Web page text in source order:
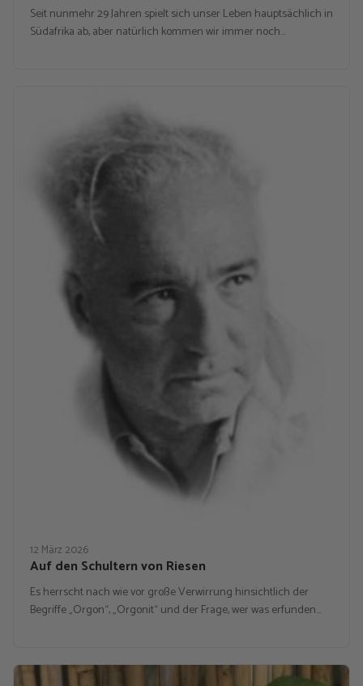
Seit nunmehr 29 Jahren spielt sich unser Leben hauptsächlich in
Südafrika ab, aber natürlich kommen wir immer noch…
12 März 2026
Auf den Schultern von Riesen
Es herrscht nach wie vor große Verwirrung hinsichtlich der
Begriffe „Orgon“, „Orgonit“ und der Frage, wer was erfunden…